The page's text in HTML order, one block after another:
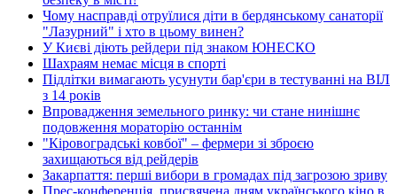
Чому насправді отруїлися діти в бердянському санаторії
"Лазурний" і хто в цьому винен?
У Києві діють рейдери під знаком ЮНЕСКО
Шахраям немає місця в спорті
Підлітки вимагають усунути бар'єри в тестуванні на ВІЛ
з 14 років
Впровадження земельного ринку: чи стане нинішнє
подовження мораторію останнім
"Кіровоградські ковбої" – фермери зі зброєю
захищаються від рейдерів
Закарпаття: перші вибори в громадах під загрозою зриву
Прес-конференція, присвячена дням українського кіно в